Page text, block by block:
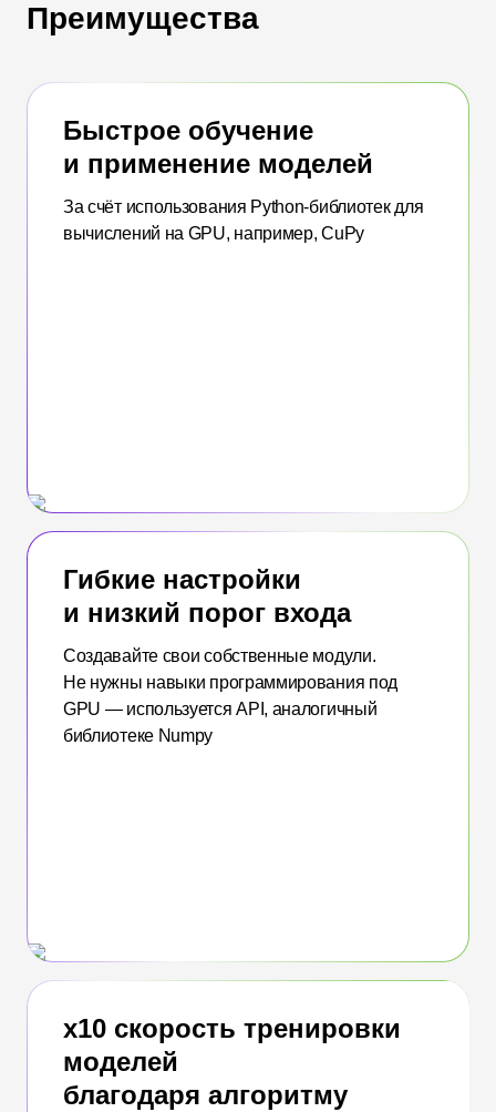
Преимущества
Быстрое обучение
и применение моделей
За счёт использования Python-библиотек для
вычислений на GPU, например, CuPy
Гибкие настройки
и низкий порог входа
Создавайте свои собственные модули.
Не нужны навыки программирования под
GPU — используется API, аналогичный
библиотеке Numpy
x10 скорость тренировки
моделей
благодаря алгоритму